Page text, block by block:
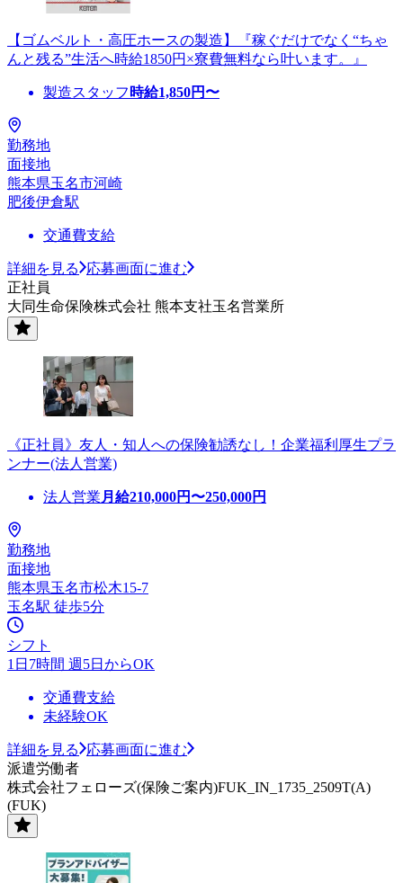
【ゴムベルト・高圧ホースの製造】『稼ぐだけでなく“ちゃ
んと残る”生活へ時給1850円×寮費無料なら叶います。』
製造スタッフ 時給1,850円〜
勤務地
面接地
熊本県玉名市河崎
肥後伊倉駅
交通費支給
詳細を見る
応募画面に進む
正社員
大同生命保険株式会社 熊本支社玉名営業所
《正社員》友人・知人への保険勧誘なし！企業福利厚生プラ
ンナー(法人営業)
法人営業 月給210,000円〜250,000円
勤務地
面接地
熊本県玉名市松木15-7
玉名駅 徒歩5分
シフト
1日7時間 週5日からOK
交通費支給
未経験OK
詳細を見る
応募画面に進む
派遣労働者
株式会社フェローズ(保険ご案内)FUK_IN_1735_2509T(A)
(FUK)